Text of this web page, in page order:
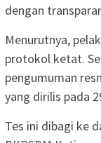
dengan
Menurutnya,
protokol ketat.
pengumuman
yang dirilis pada
Tes ini dibagi ke